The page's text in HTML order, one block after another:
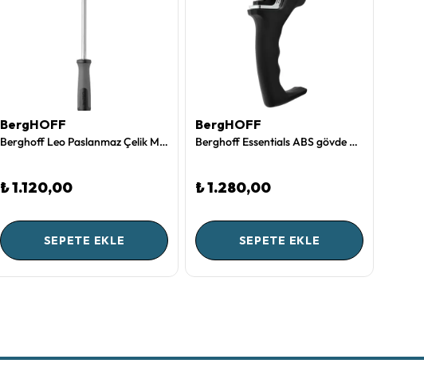
BergHOFF
Berghoff Leo Paslanmaz Çelik Masat
₺ 1.120,00
SEPETE EKLE
BergHOFF
Berghoff Essentials ABS gövde Çelik Bileyici
₺ 1.280,00
SEPETE EKLE